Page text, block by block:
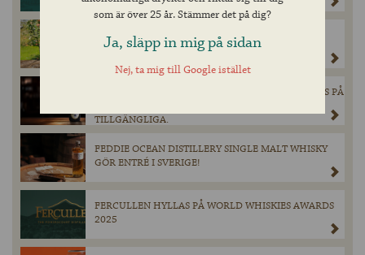
MAGNERS ORIGINAL IRISH CIDER GÖR ETT
TILLFÄLLIGT BESÖK PÅ BURK I SYSTEMBOLAGETS
SORTIMENT DEN 28 MARS.
EXKLUSIV ÖL FRÅN SCHNEIDER WEISSE LANSERAS PÅ
TILLGÄNGLIGA.
FEDDIE OCEAN DISTILLERY SINGLE MALT WHISKY
GÖR ENTRÉ I SVERIGE!
FERCULLEN HYLLAS PÅ WORLD WHISKIES AWARDS
2025
som är över 25 år. Stämmer det på dig?
Ja, släpp in mig på sidan
Nej, ta mig till Google istället